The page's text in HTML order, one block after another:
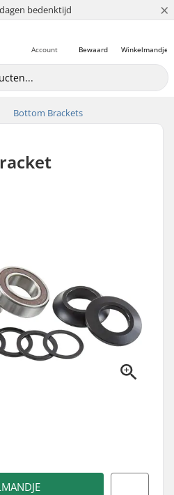
bedenktijd
4.8 van 5 ×
Winkelmandje
Bewaard
Account
Bottom Brackets